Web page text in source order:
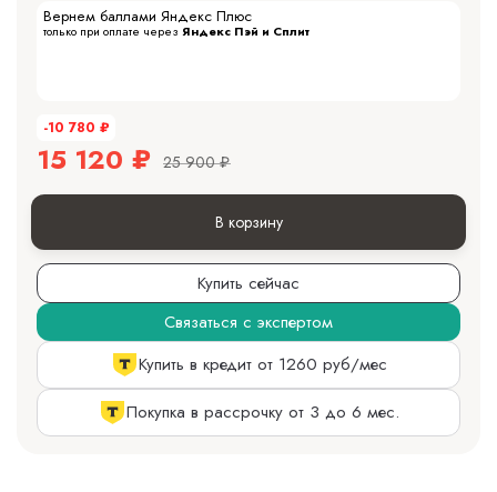
Вернем баллами Яндекс Плюс
только при оплате через Яндекс Пэй и Сплит
-10 780 ₽
15 120 ₽ 25 900 ₽
В корзину
Купить сейчас
Связаться с экспертом
Купить в кредит от 1260 руб/мес
Покупка в рассрочку от 3 до 6 мес.